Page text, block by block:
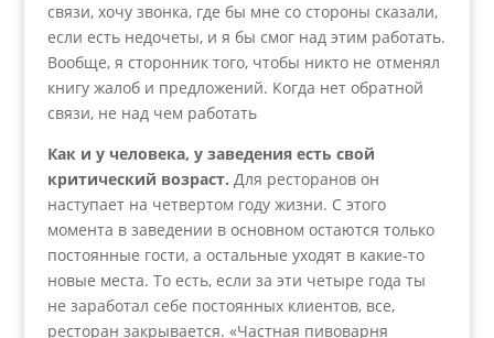
связи, хочу звонка, где бы мне со стороны сказали,
если есть недочеты, и я бы смог над этим работать.
Вообще, я сторонник того, чтобы никто не отменял
книгу жалоб и предложений. Когда нет обратной
связи, не над чем работать
Как и у человека, у заведения есть свой
критический возраст. Для ресторанов он
наступает на четвертом году жизни. С этого
момента в заведении в основном остаются только
постоянные гости, а остальные уходят в какие-то
новые места. То есть, если за эти четыре года ты
не заработал себе постоянных клиентов, все,
ресторан закрывается. «Частная пивоварня